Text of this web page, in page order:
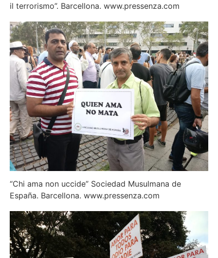
il terrorismo”. Barcellona. www.pressenza.com
“Chi ama non uccide” Sociedad Musulmana de
España. Barcellona. www.pressenza.com